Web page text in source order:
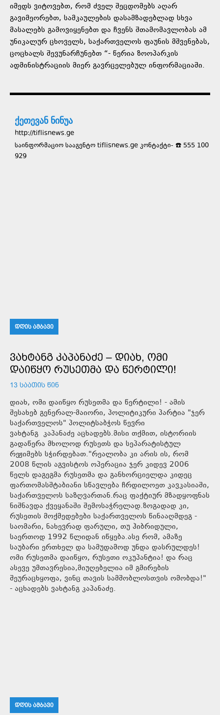
იმედს ვიტოვებთ, რომ ძველ შეცდომებს აღარ
გავიმეორებთ, სამკაულების დასამზადებლად სხვა
მასალებს გამოვიყენებთ და ჩვენს შთამომავლობას ამ
უნიკალურ ცხოველს, საქართველოს ფაუნის მშვენებას,
ცოცხალს შევუნარჩუნებთ “- წერია ზოოპარკის
ადმინისტრაციის მიერ გავრცელებულ ინფორმაციაში.
ქეთევან ნინუა
http://tiflisnews.ge
საინფორმაციო სააგენტო tiflisnews.ge კონტაქტი- ☎️ 555 100
929
ᲓᲦᲘᲡ ᲐᲛᲑᲐᲕᲘ
ᲕᲐᲮᲢᲐᲜᲒ ᲙᲐᲞᲐᲜᲐᲫᲔ – ᲓᲘᲐᲮ, ᲝᲛᲘ
ᲓᲐᲘᲬᲧᲝ ᲠᲣᲡᲔᲗᲛᲐ ᲓᲐ ᲬᲔᲠᲢᲘᲚᲘ!
13 ᲡᲐᲐᲗᲘᲡ ᲬᲘᲜ
დიახ, ომი დაიწყო რუსეთმა და წერტილი! - ამის
შესახებ გენერალ-მაიორი, პოლიტიკური პარტია "ჯერ
საქართველოს" პოლიტსაბჭოს წევრი
ვახტანგ კაპანაძე აცხადებს.მისი თქმით, ისტორიის
გადაწერა მხოლოდ რუსეთს და სეპარატისტულ
რეჟიმებს სჭირდებათ."რეალობა კი არის ის, რომ
2008 წლის აგვისტოს ოპერაცია ჯერ კიდევ 2006
წელს დაგეგმა რუსეთმა და განხორციელდა კიდეც
ფართომასშტაბიანი სწავლება ჩრდილოეთ კავკასიაში,
საქართველოს საზღვართან.რაც ფაქტიურ მზადყოფნას
ნიშნავდა ქვეყანაში შემოსაჭრელად.ზოგადად კი,
რუსეთის მოქმედებები საქართველოს წინააღმდეგ -
საომარი, ნახევრად ფარული, თუ ჰიბრიდული,
საერთოდ 1992 წლიდან იწყება.ასე რომ, ამაზე
საუბარი ერთხელ და სამუდამოდ უნდა დასრულდეს!
ომი რუსეთმა დაიწყო, რუსეთი ოკუპანტია! და რაც
ასევე უმთავრესია,მიუღებელია იმ გმირების
შეურაცხყოფა, ვინც თავის სამშობლოსთვის ომობდა!"
- აცხადებს ვახტანგ კაპანაძე.
ᲓᲦᲘᲡ ᲐᲛᲑᲐᲕᲘ